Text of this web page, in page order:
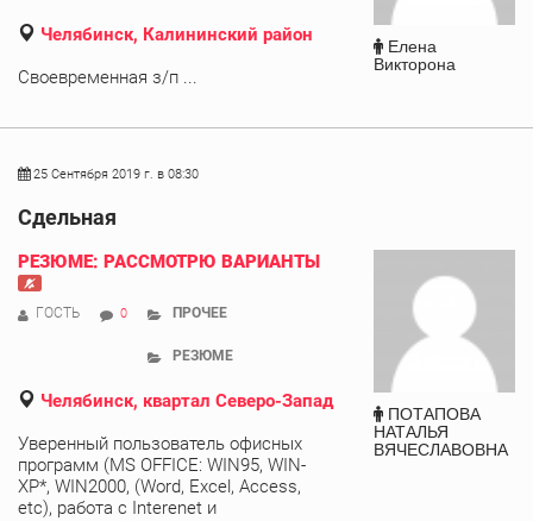
Челябинск, Калининский район
Своевременная з/п ...
Елена
Викторона
25 Сентября 2019 г. в 08:30
Сдельная
РЕЗЮМЕ: РАССМОТРЮ ВАРИАНТЫ
ГОСТЬ 0 ПРОЧЕЕ
РЕЗЮМЕ
Челябинск, квартал Северо-Запад
Уверенный пользователь офисных
программ (MS OFFICE: WIN95, WIN-
ХР*, WIN2000, (Word, Excel, Access,
etc), работа с Interenet и
ПОТАПОВА
НАТАЛЬЯ
ВЯЧЕСЛАВОВНА